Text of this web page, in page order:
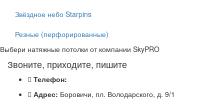
Звёздное небо Starpins
Резные (перфорированные)
Выбери натяжные потолки от компании SkyPRO
Звоните, приходите, пишите
Телефон:
Адрес: Боровичи, пл. Володарского, д. 9/1